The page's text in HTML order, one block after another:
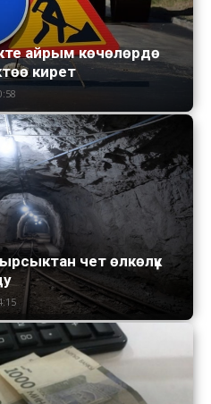
айрым көчөлөрдө
кирет
чет өлкөлүк